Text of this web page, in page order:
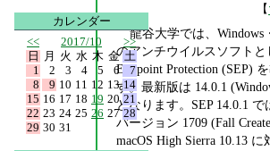
【
龍谷大学では、Windows
のアンチウイルスソフトと
Endpoint Protection (SEP)
す。最新版は 14.0.1
となります。SEP 14.0.1 で
バージョン 1709 (Fall
macOS High Sierra 10.13 に
カレンダー
<<
2017/10
>>
日
月 火 水 木 金 土
1
2 3 4 5 6
7
8
9 10 11 12 13 14
15 16 17 18 19 20 21
22 23 24 25 26 27 28
29 30 31